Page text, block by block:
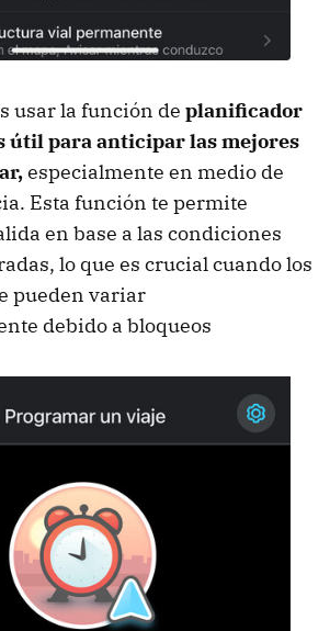
usar la función de planificador
útil para anticipar las mejores
especialmente en medio de
Esta función te permite
en base a las condiciones
lo que es crucial cuando los
pueden variar
debido a bloqueos